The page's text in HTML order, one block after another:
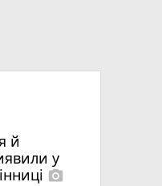
й
у
photo_camera